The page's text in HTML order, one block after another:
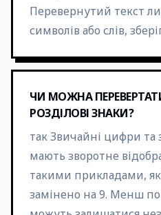
Перевернутий текст
символів або слів,
ЧИ МОЖНА
РОЗДІЛОВІ ЗНАКИ?
так Звичайні цифри та
мають зворотне
такими прикладами, як
замінено на 9. Менш